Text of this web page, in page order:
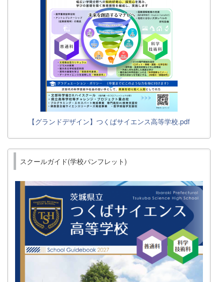
【グランドデザイン】つくばサイエンス高等学校.pdf
スクールガイド(学校パンフレット)